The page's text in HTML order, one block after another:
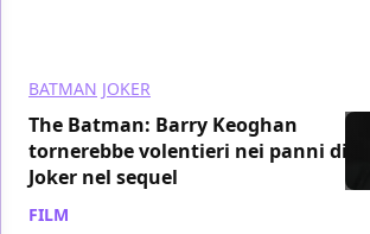
BATMAN JOKER
The Batman: Barry Keoghan
tornerebbe volentieri nei panni di
Joker nel sequel
FILM